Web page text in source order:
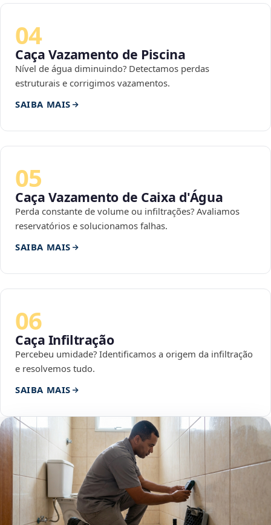
04
Caça Vazamento de Piscina
Nível de água diminuindo? Detectamos perdas
estruturais e corrigimos vazamentos.
SAIBA MAIS
05
Caça Vazamento de Caixa d'Água
Perda constante de volume ou infiltrações? Avaliamos
reservatórios e solucionamos falhas.
SAIBA MAIS
06
Caça Infiltração
Percebeu umidade? Identificamos a origem da infiltração
e resolvemos tudo.
SAIBA MAIS